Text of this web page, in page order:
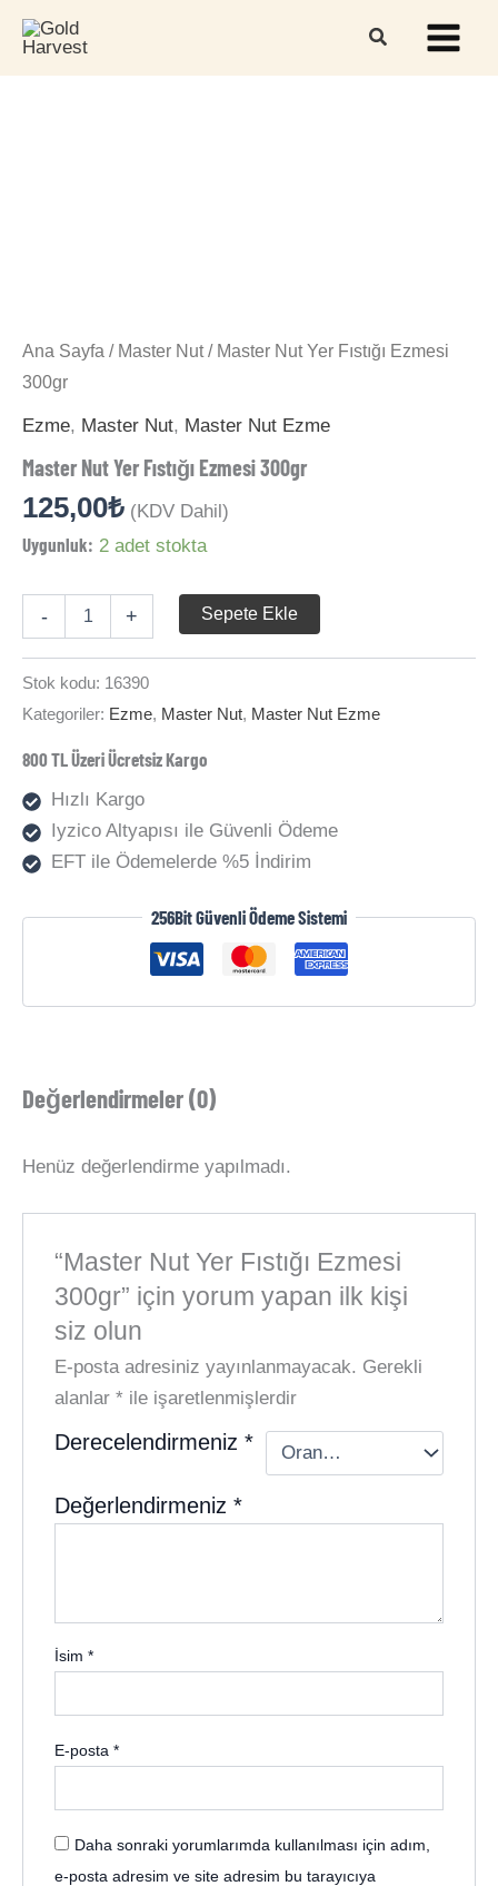
İçeriğe
atla
Main
Ana Sayfa / Master Nut/ Master Nut Yer Fıstığı Ezmesi
300gr
Ezme, Master Nut, Master Nut Ezme
Master Nut Yer Fıstığı Ezmesi 300gr
125,00₺ (KDV Dahil)
Uygunluk: 2 adet stokta
-
Ezmesi
300gr
+ Sepete Ekle
Stok kodu: 16390
Kategoriler: Ezme, Master Nut, Master Nut Ezme
800 TL Üzeri Ücretsiz Kargo
Hızlı Kargo
Iyzico Altyapısı ile Güvenli Ödeme
EFT ile Ödemelerde %5 İndirim
256Bit Güvenli Ödeme Sistemi
Değerlendirmeler (0)
Henüz değerlendirme yapılmadı.
“Master Nut Yer Fıstığı Ezmesi
300gr” için yorum yapan ilk kişi
siz olun
E-posta adresiniz yayınlanmayacak. Gerekli
alanlar* ile işaretlenmişlerdir
Derecelendirmeniz*
Değerlendirmeniz*
İsim*
E-posta*
Daha sonraki yorumlarımda kullanılması için adım,
e-posta adresim ve site adresim bu tarayıcıya